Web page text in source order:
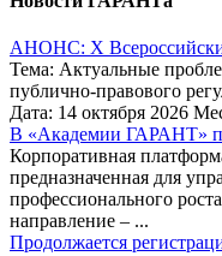
АНОНС: Х
Тема: Актуальные
публично-правового
Дата: 14 октября 2026
В «Академии ГАРАНТ»
Корпоративная
предназначенная для
профессионального
направление – ...
Продолжается